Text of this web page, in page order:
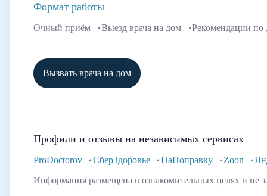
Формат работы
Очный приём Выезд врача на дом Рекомендации
Вызвать врача на дом
Профили и отзывы на независимых сервисах
ProDoctorov СберЗдоровье НаПоправку Zoon
Информация размещена в ознакомительных целях и не